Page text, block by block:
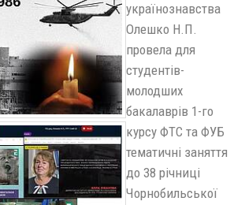
українознавства
Олешко Н.П.
провела для
студентів-
молодших
бакалаврів 1-го
курсу ФТС та ФУБ
тематичні заняття
до 38 річниці
Чорнобильської